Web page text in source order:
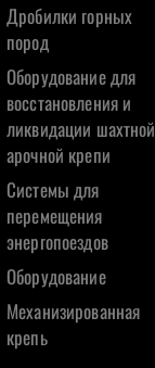
Дробилки горных
пород
Оборудование для
восстановления и
ликвидации шахтной
арочной крепи
Системы для
перемещения
энергопоездов
Oборудование
Механизированная
крепь